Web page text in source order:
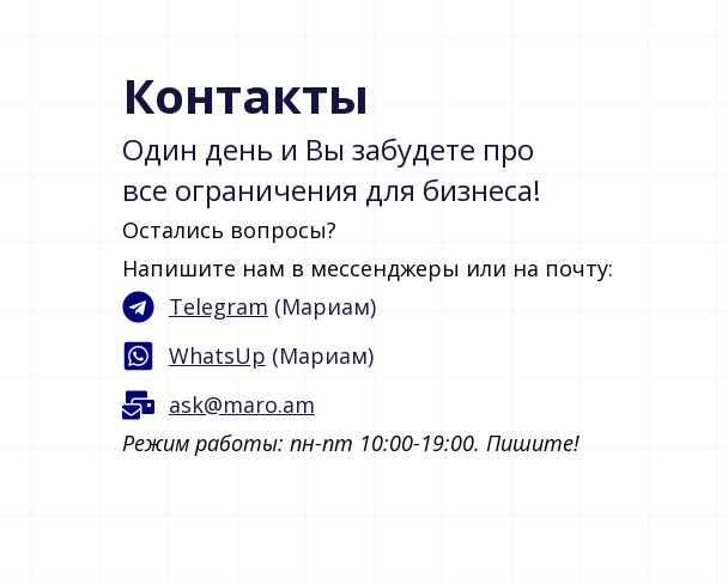
Контакты
Один день и Вы забудете про
все ограничения для бизнеса!
Остались вопросы?
Напишите нам в мессенджеры или на почту:
Telegram (Мариам)
WhatsUp (Мариам)
ask@maro.am
Режим работы: пн-пт 10:00-19:00. Пишите!​